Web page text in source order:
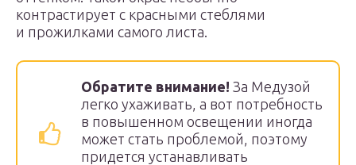
контрастирует с красными стеблями
и прожилками самого листа.
Обратите внимание! За Медузой
легко ухаживать, а вот потребность
в повышенном освещении иногда
может стать проблемой, поэтому
придется устанавливать